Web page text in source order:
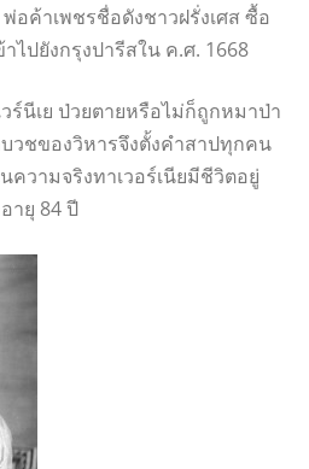
อค้าเพชรชื่อดังชาวฝรั่งเศส ซื้อ
ไปยังกรุงปารีสใน ค.ศ. 1668
นีเย ป่วยตายหรือไม่ก็ถูกหมาป่า
วชของวิหารจึงตั้งคำสาปทุกคน
ความจริงทาเวอร์เนียมีชีวิตอยู่
ายุ 84 ปี